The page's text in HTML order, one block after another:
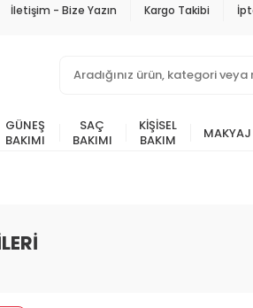
İletişim - Bize Yazın Kargo Takibi
GÜNEŞ
BAKIMI
SAÇ
BAKIMI
KIŞISEL
BAKIM
MAKYAJ